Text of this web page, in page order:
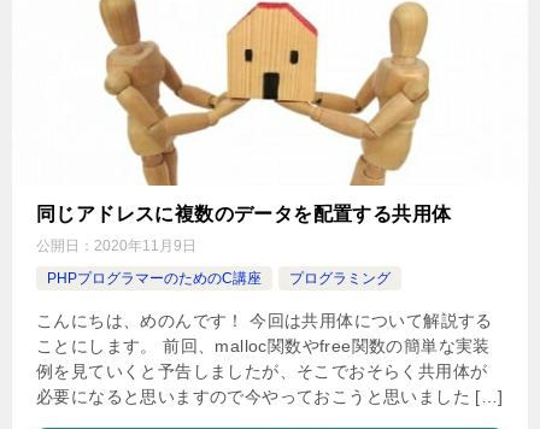
同じアドレスに複数のデータを配置する共用体
公開日： 2020年11月9日
PHPプログラマーのためのC講座
プログラミング
こんにちは、めのんです！ 今回は共用体について解説する
ことにします。 前回、malloc関数やfree関数の簡単な実装
例を見ていくと予告しましたが、そこでおそらく共用体が
必要になると思いますので今やっておこうと思いました […]